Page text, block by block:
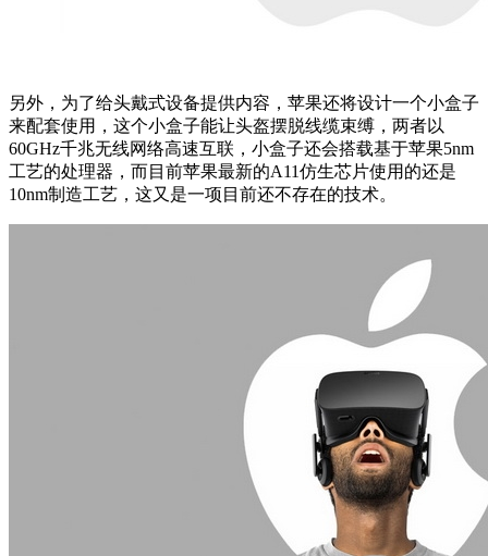
另外，为了给头戴式设备提供内容，苹果还将设计一个小盒子
来配套使用，这个小盒子能让头盔摆脱线缆束缚，两者以
60GHz千兆无线网络高速互联，小盒子还会搭载基于苹果5nm
工艺的处理器，而目前苹果最新的A11仿生芯片使用的还是
10nm制造工艺，这又是一项目前还不存在的技术。